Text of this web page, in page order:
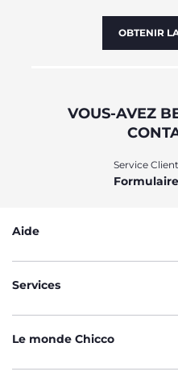
OBTENIR
VOUS-AVEZ
Service Client
Aide
Services
Le monde Chicco